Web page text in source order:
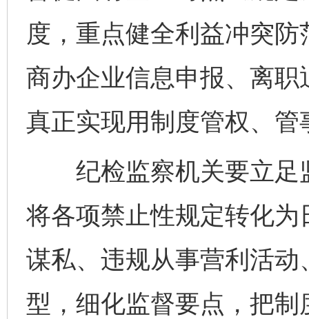
度，重点健全利益冲突
商办企业信息申报、离
真正实现用制度管权、管
纪检监察机关要立足
将各项禁止性规定转化
谋私、违规从事营利活
型，细化监督要点，把